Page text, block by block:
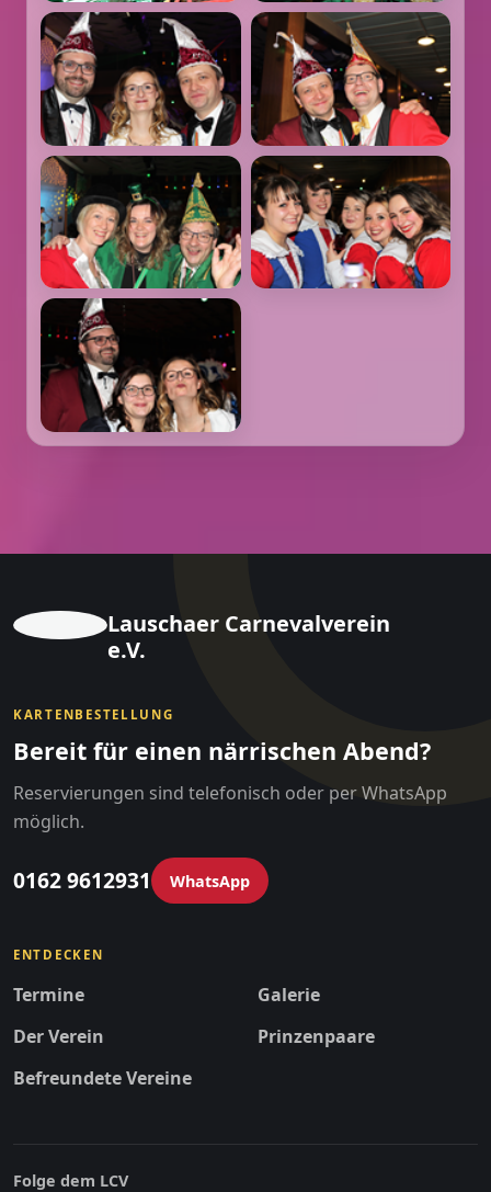
Lauschaer Carnevalverein
e.V.
KARTENBESTELLUNG
Bereit für einen närrischen Abend?
Reservierungen sind telefonisch oder per WhatsApp
möglich.
0162 9612931 WhatsApp
ENTDECKEN
Termine
Galerie
Der Verein
Prinzenpaare
Befreundete Vereine
Folge dem LCV